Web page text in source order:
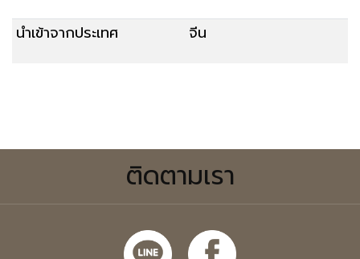
นำเข้าจากประเทศ
จีน
ติดตามเรา